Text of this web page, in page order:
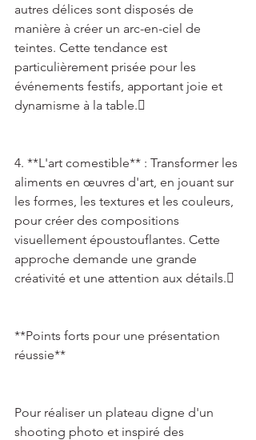
autres délices sont disposés de
manière à créer un arc-en-ciel de
teintes. Cette tendance est
particulièrement prisée pour les
événements festifs, apportant joie et
dynamisme à la table.
4. **L'art comestible** : Transformer les
aliments en œuvres d'art, en jouant sur
les formes, les textures et les couleurs,
pour créer des compositions
visuellement époustouflantes. Cette
approche demande une grande
créativité et une attention aux détails.
**Points forts pour une présentation
réussie**
Pour réaliser un plateau digne d'un
shooting photo et inspiré des